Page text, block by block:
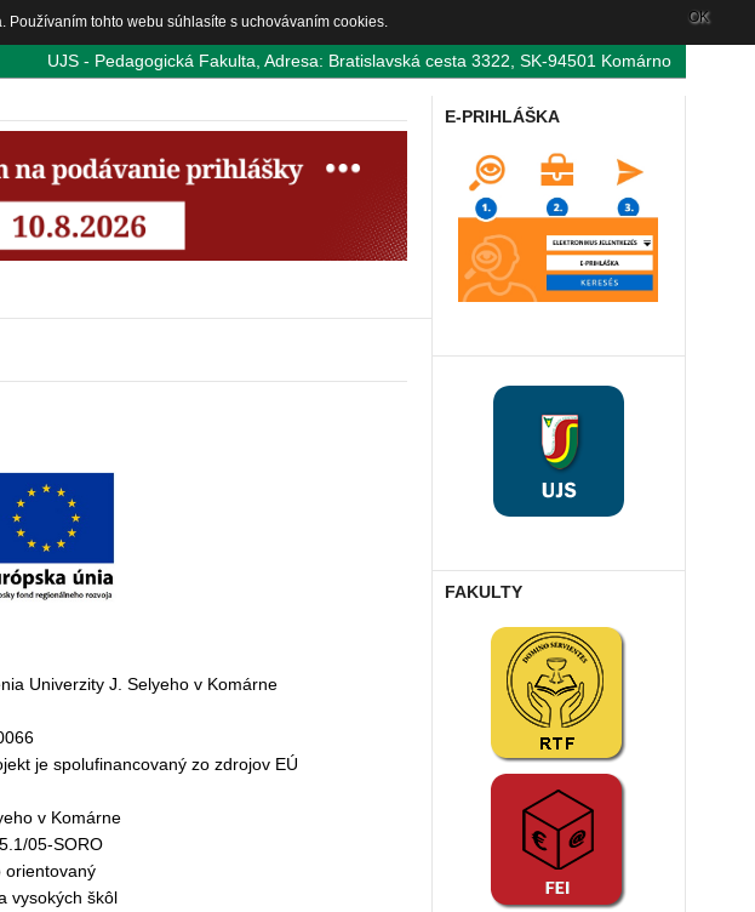
UJS - Pedagogická Fakulta, Adresa: Bratislavská cesta 3322, SK-94501 Komárno
Univerzity J. Selyeho v Komárne
je spolufinancovaný zo zdrojov EÚ
v Komárne
05-SORO
orientovaný
vysokých škôl
E-PRIHLÁŠKA
FAKULTY
tohto webu súhlasíte s uchovávaním cookies. OK